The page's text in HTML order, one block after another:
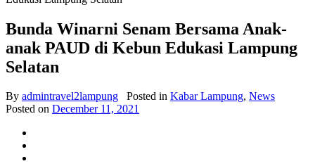
Bunda Winarni Senam Bersama Anak-
anak PAUD di Kebun Edukasi Lampung
Selatan
By admintravel2lampung Posted in Kabar Lampung, News
Posted on December 11, 2021